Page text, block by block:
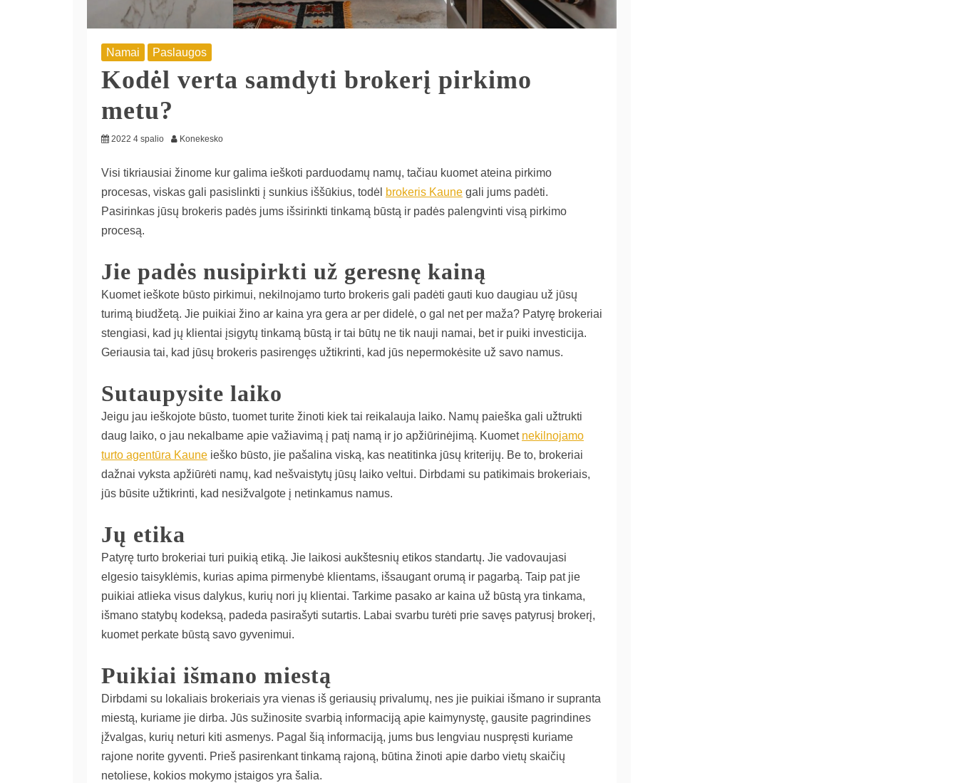
Namai Paslaugos
Kodėl verta samdyti brokerį pirkimo
metu?
2022 4 spalio Konekesko
Visi tikriausiai žinome kur galima ieškoti parduodamų namų, tačiau kuomet ateina pirkimo
procesas, viskas gali pasislinkti į sunkius iššūkius, todėl brokeris Kaune gali jums padėti.
Pasirinkas jūsų brokeris padės jums išsirinkti tinkamą būstą ir padės palengvinti visą pirkimo
procesą.
Jie padės nusipirkti už geresnę kainą
Kuomet ieškote būsto pirkimui, nekilnojamo turto brokeris gali padėti gauti kuo daugiau už jūsų
turimą biudžetą. Jie puikiai žino ar kaina yra gera ar per didelė, o gal net per maža? Patyrę brokeriai
stengiasi, kad jų klientai įsigytų tinkamą būstą ir tai būtų ne tik nauji namai, bet ir puiki investicija.
Geriausia tai, kad jūsų brokeris pasirengęs užtikrinti, kad jūs nepermokėsite už savo namus.
Sutaupysite laiko
Jeigu jau ieškojote būsto, tuomet turite žinoti kiek tai reikalauja laiko. Namų paieška gali užtrukti
daug laiko, o jau nekalbame apie važiavimą į patį namą ir jo apžiūrinėjimą. Kuomet nekilnojamo
turto agentūra Kaune ieško būsto, jie pašalina viską, kas neatitinka jūsų kriterijų. Be to, brokeriai
dažnai vyksta apžiūrėti namų, kad nešvaistytų jūsų laiko veltui. Dirbdami su patikimais brokeriais,
jūs būsite užtikrinti, kad nesižvalgote į netinkamus namus.
Jų etika
Patyrę turto brokeriai turi puikią etiką. Jie laikosi aukštesnių etikos standartų. Jie vadovaujasi
elgesio taisyklėmis, kurias apima pirmenybė klientams, išsaugant orumą ir pagarbą. Taip pat jie
puikiai atlieka visus dalykus, kurių nori jų klientai. Tarkime pasako ar kaina už būstą yra tinkama,
išmano statybų kodeksą, padeda pasirašyti sutartis. Labai svarbu turėti prie savęs patyrusį brokerį,
kuomet perkate būstą savo gyvenimui.
Puikiai išmano miestą
Dirbdami su lokaliais brokeriais yra vienas iš geriausių privalumų, nes jie puikiai išmano ir supranta
miestą, kuriame jie dirba. Jūs sužinosite svarbią informaciją apie kaimynystę, gausite pagrindines
įžvalgas, kurių neturi kiti asmenys. Pagal šią informaciją, jums bus lengviau nuspręsti kuriame
rajone norite gyventi. Prieš pasirenkant tinkamą rajoną, būtina žinoti apie darbo vietų skaičių
netoliese, kokios mokymo įstaigos yra šalia.